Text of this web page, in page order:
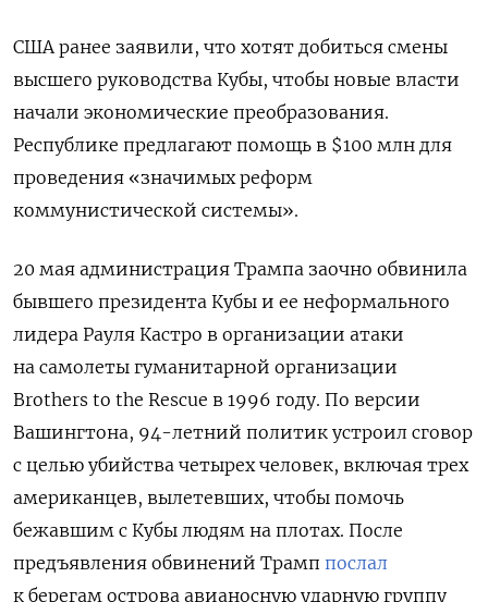
США ранее заявили, что хотят добиться смены
высшего руководства Кубы, чтобы новые власти
начали экономические преобразования.
Республике предлагают помощь в $100 млн для
проведения «значимых реформ
коммунистической системы».
20 мая администрация Трампа заочно обвинила
бывшего президента Кубы и ее неформального
лидера Рауля Кастро в организации атаки
на самолеты гуманитарной организации
Brothers to the Rescue в 1996 году. По версии
Вашингтона, 94-летний политик устроил сговор
с целью убийства четырех человек, включая трех
американцев, вылетевших, чтобы помочь
бежавшим с Кубы людям на плотах. После
предъявления обвинений Трамп послал
к берегам острова авианосную ударную группу